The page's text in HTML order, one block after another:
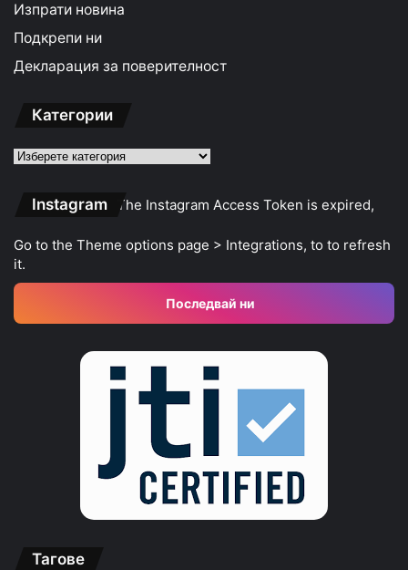
Изпрати новина
Подкрепи ни
Декларация за поверителност
Категории
Категории
Instagram The Instagram Access Token is expired,
Go to the Theme options page > Integrations, to to refresh
it.
Последвай ни
Тагове